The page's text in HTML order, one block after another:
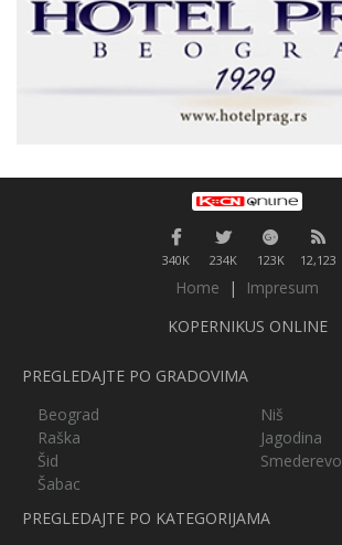
340K 234K 123K 12,123
Home |
Impresum
KOPERNIKUS ONLINE
PREGLEDAJTE PO GRADOVIMA
Beograd
Niš
Raška
Jagodina
Šid
Smederevo
Šabac
PREGLEDAJTE PO KATEGORIJAMA